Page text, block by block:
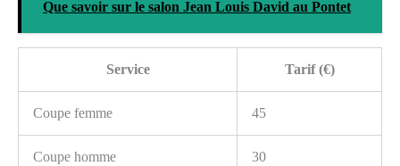
Que savoir sur le salon Jean Louis David au Pontet
Service Tarif (€)
Coupe femme 45
Coupe homme 30